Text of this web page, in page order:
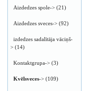
Aizdedzes spole-> (21)
Aizdedzes sveces-> (92)
izdedzes sadalītāja vāciņš-
> (14)
Kontaktgrupa-> (3)
Kvēlsveces-> (109)